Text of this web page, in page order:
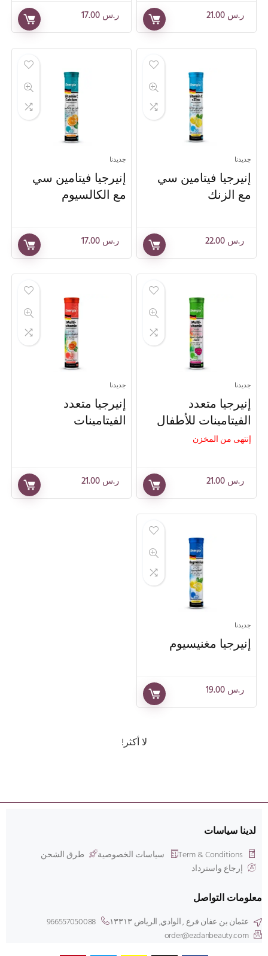
ر.س21.00 ر.س17.00
جديدنا
إنيرجيا فيتامين سي
مع الزنك
ر.س22.00
جديدنا
إنيرجيا فيتامين سي
مع الكالسيوم
ر.س17.00
جديدنا
إنيرجيا متعدد
الفيتامينات للأطفال
إنتهى من المخزن
ر.س21.00
جديدنا
إنيرجيا متعدد
الفيتامينات
ر.س21.00
جديدنا
إنيرجيا مغنيسيوم
ر.س19.00
لا أكثر!
لدينا سياسات
Term & Conditions سياسات الخصوصية
طرق الشحن
إرجاع واسترداد
معلومات التواصل
عثمان بن عفان فرع , الوادي, الرياض ۱۳۳۱۳
966557050088
order@ezdanbeauty.com